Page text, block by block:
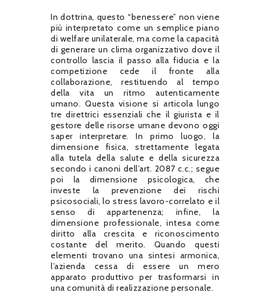
In dottrina, questo “benessere” non viene
più interpretato come un semplice piano
di welfare unilaterale, ma come la capacità
di generare un clima organizzativo dove il
controllo lascia il passo alla fiducia e la
competizione cede il fronte alla
collaborazione, restituendo al tempo
della vita un ritmo autenticamente
umano. Questa visione si articola lungo
tre direttrici essenziali che il giurista e il
gestore delle risorse umane devono oggi
saper interpretare. In primo luogo, la
dimensione fisica, strettamente legata
alla tutela della salute e della sicurezza
secondo i canoni dell’art. 2087 c.c.; segue
poi la dimensione psicologica, che
investe la prevenzione dei rischi
psicosociali, lo stress lavoro-correlato e il
senso di appartenenza; infine, la
dimensione professionale, intesa come
diritto alla crescita e riconoscimento
costante del merito. Quando questi
elementi trovano una sintesi armonica,
l’azienda cessa di essere un mero
apparato produttivo per trasformarsi in
una comunità di realizzazione personale.